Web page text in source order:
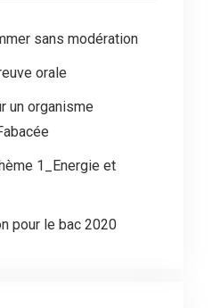
sans modération
orale
un organisme
1_Energie et
pour le bac 2020